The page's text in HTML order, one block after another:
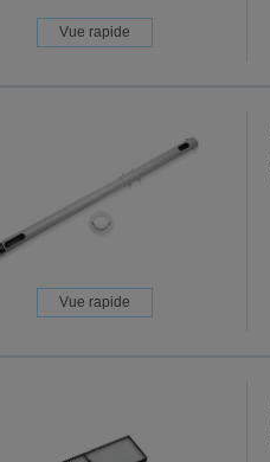
Vue rapide
Vue rapide